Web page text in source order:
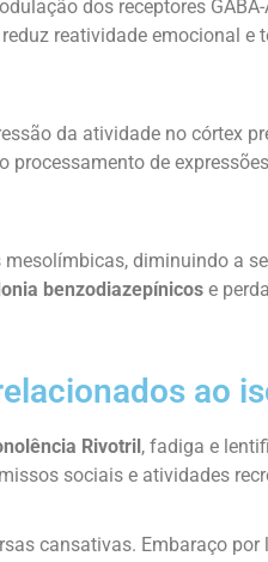
dos receptores
reduz reatividade emocional e
da atividade no córtex
de
diminuindo a
benzodiazepínicos e
ao
Rivotril, fadiga e
sociais e atividades
cansativas. Embaraço